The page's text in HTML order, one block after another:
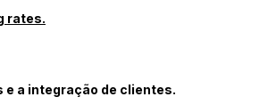
rates.
a integração de clientes.